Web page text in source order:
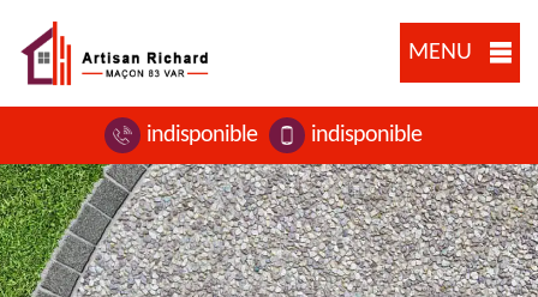
MENU
indisponible indisponible